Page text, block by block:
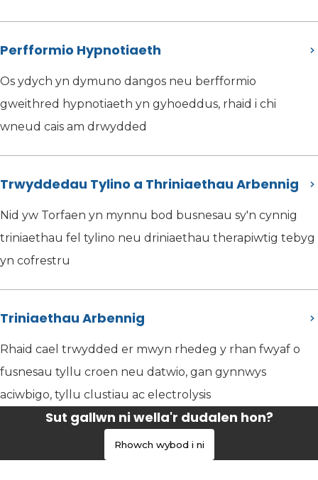
Perfformio Hypnotiaeth
Os ydych yn dymuno dangos neu berfformio
gweithred hypnotiaeth yn gyhoeddus, rhaid i chi
wneud cais am drwydded
Trwyddedau Tylino a Thriniaethau Arbennig
Nid yw Torfaen yn mynnu bod busnesau sy'n cynnig
triniaethau fel tylino neu driniaethau therapiwtig tebyg
yn cofrestru
Triniaethau Arbennig
Rhaid cael trwydded er mwyn rhedeg y rhan fwyaf o
fusnesau tyllu croen neu datwio, gan gynnwys
aciwbigo, tyllu clustiau ac electrolysis
Sut gallwn ni wella'r dudalen hon?
Rhowch wybod i ni